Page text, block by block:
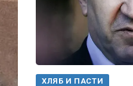
ХЛЯБ И ПАСТИ